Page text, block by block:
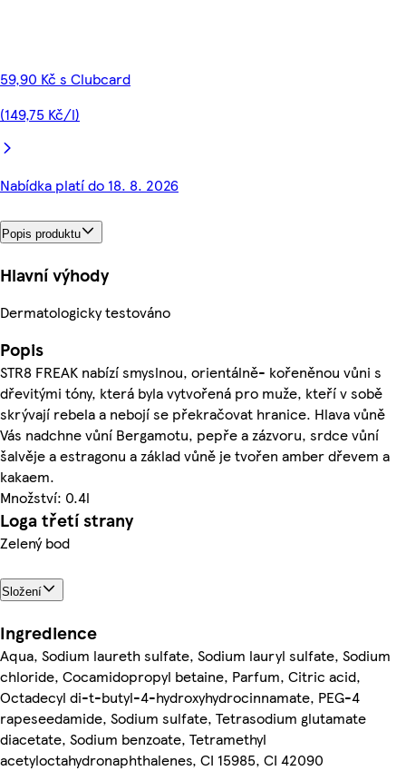
59,90 Kč s Clubcard
(149,75 Kč/l)
Nabídka platí do 18. 8. 2026
Popis produktu
Hlavní výhody
Dermatologicky testováno
Popis
STR8 FREAK nabízí smyslnou, orientálně- kořeněnou vůni s
dřevitými tóny, která byla vytvořená pro muže, kteří v sobě
skrývají rebela a nebojí se překračovat hranice. Hlava vůně
Vás nadchne vůní Bergamotu, pepře a zázvoru, srdce vůní
šalvěje a estragonu a základ vůně je tvořen amber dřevem a
kakaem.
Množství: 0.4l
Loga třetí strany
Zelený bod
Složení
Ingredience
Aqua, Sodium laureth sulfate, Sodium lauryl sulfate, Sodium
chloride, Cocamidopropyl betaine, Parfum, Citric acid,
Octadecyl di-t-butyl-4-hydroxyhydrocinnamate, PEG-4
rapeseedamide, Sodium sulfate, Tetrasodium glutamate
diacetate, Sodium benzoate, Tetramethyl
acetyloctahydronaphthalenes, CI 15985, CI 42090